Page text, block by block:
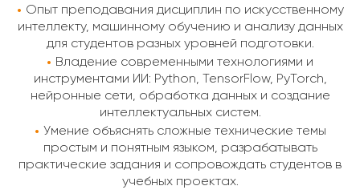
Опыт преподавания дисциплин по искусственному
интеллекту, машинному обучению и анализу данных
для студентов разных уровней подготовки.
Владение современными технологиями и
инструментами ИИ: Python, TensorFlow, PyTorch,
нейронные сети, обработка данных и создание
интеллектуальных систем.
Умение объяснять сложные технические темы
простым и понятным языком, разрабатывать
практические задания и сопровождать студентов в
учебных проектах.